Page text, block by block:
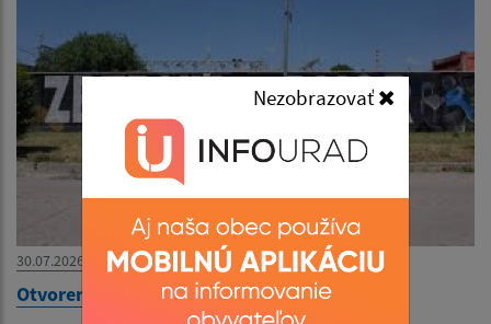
Nezobrazovať
30.07.2026
Otvorenie Zberného dvora v mesiaci - august